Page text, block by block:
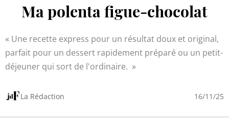
Ma polenta figue-chocolat
Une recette express pour un résultat doux et original,
parfait pour un dessert rapidement préparé ou un petit-
déjeuner qui sort de l'ordinaire.
La Rédaction 16/11/25